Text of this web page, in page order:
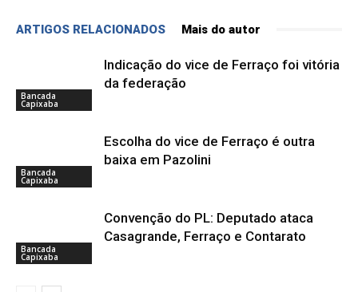
ARTIGOS RELACIONADOS Mais do autor
Bancada
Capixaba
Indicação do vice de Ferraço foi vitória
da federação
Bancada
Capixaba
Escolha do vice de Ferraço é outra
baixa em Pazolini
Bancada
Capixaba
Convenção do PL: Deputado ataca
Casagrande, Ferraço e Contarato